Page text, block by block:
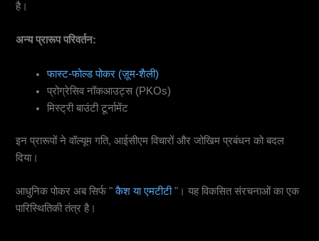
है।
अन्य प्रारूप परिवर्तन:
फास्ट-फोल्ड पोकर (ज़ूम-शैली)
प्रोग्रेसिव नॉकआउट्स (PKOs)
मिस्ट्री बाउंटी टूर्नामेंट
इन प्रारूपों ने वॉल्यूम गति, आईसीएम विचारों और जोखिम प्रबंधन को बदल
दिया।
आधुनिक पोकर अब सिर्फ "कैश या एमटीटी"। यह विकसित संरचनाओं का एक
पारिस्थितिकी तंत्र है।